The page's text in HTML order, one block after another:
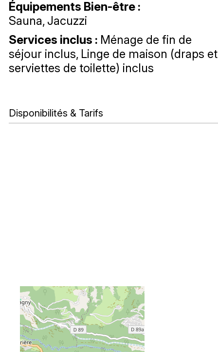
Équipements Bien-être :
Sauna Jacuzzi
Services inclus : Ménage de fin de
séjour inclus Linge de maison (draps et
serviettes de toilette) inclus
Disponibilités & Tarifs